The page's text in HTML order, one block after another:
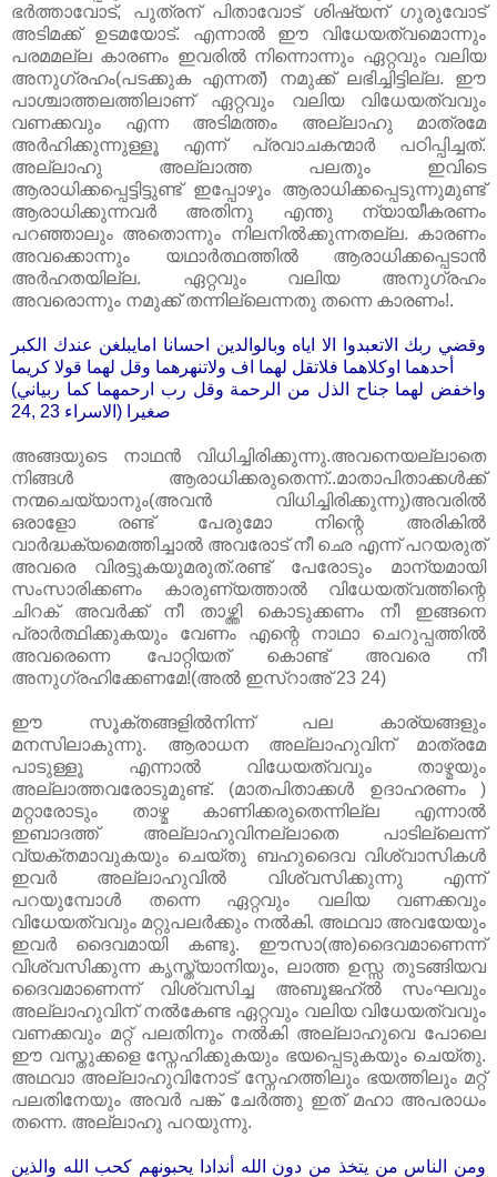
ഭർത്താവോട്‌, പുത്രന്‌ പിതാവോട്‌ ശിഷ്യന്‌ ഗുരുവോട്‌
അടിമക്ക്‌ ഉടമയോട്‌. എന്നാൽ ഈ വിധേയത്വമൊന്നും
പരമമല്ല കാരണം ഇവരിൽ നിന്നൊന്നും ഏറ്റവും വലിയ
അനുഗ്രഹം(പടക്കുക എന്നത്‌) നമുക്ക്‌ ലഭിച്ചിട്ടില്ല. ഈ
പാശ്ചാത്തലത്തിലാണ്‌ ഏറ്റവും വലിയ വിധേയത്വവും
വണക്കവും എന്ന അടിമത്തം അല്ലാഹു മാത്രമേ
അർഹിക്കുന്നുള്ളൂ എന്ന് പ്രവാചകന്മാർ പഠിപ്പിച്ചത്‌.
അല്ലാഹു അല്ലാത്ത പലതും ഇവിടെ
ആരാധിക്കപ്പെട്ടിട്ടുണ്ട്‌ ഇപ്പോഴും ആരാധിക്കപ്പെടുന്നുമുണ്ട്‌
ആരാധിക്കുന്നവർ അതിനു എന്തു ന്യായീകരണം
പറഞ്ഞാലും അതൊന്നും നിലനിൽക്കുന്നതല്ല. കാരണം
അവക്കൊന്നും യഥാർത്ഥത്തിൽ ആരാധിക്കപ്പെടാൻ
അർഹതയില്ല. ഏറ്റവും വലിയ അനുഗ്രഹം
അവരൊന്നും നമുക്ക്‌ തന്നില്ലെന്നതു തന്നെ കാരണം!.
وقضي ربك الاتعبدوا الا اياه وبالوالدين احسانا امايبلغن عندك الكبر
أحدهما اوكلاهما فلاتقل لهما اف ولاتنهرهما وقل لهما قولا كريما
(واخفض لهما جناح الذل من الرحمة وقل رب ارحمهما كما ربياني
صغيرا (الاسراء 23 ,24
അങ്ങയുടെ നാഥൻ വിധിച്ചിരിക്കുന്നു.അവനെയല്ലാതെ
നിങ്ങൾ ആരാധിക്കരുതെന്ന്..മാതാപിതാക്കൾക്ക്‌
നന്മചെയ്യാനും(അവൻ വിധിച്ചിരിക്കുന്നു)അവരിൽ
ഒരാളോ രണ്ട്‌ പേരുമോ നിന്റെ അരികിൽ
വാർദ്ധക്യമെത്തിച്ചാൽ അവരോട്‌ നീ ഛെ എന്ന് പറയരുത്‌
അവരെ വിരട്ടുകയുമരുത്‌.രണ്ട്‌ പേരോടും മാന്യമായി
സംസാരിക്കണം കാരുണ്യത്താൽ വിധേയത്വത്തിന്റെ
ചിറക്‌ അവർക്ക്‌ നീ താഴ്ത്തി കൊടുക്കണം നീ ഇങ്ങനെ
പ്രാർത്ഥിക്കുകയും വേണം എന്റെ നാഥാ ചെറുപ്പത്തിൽ
അവരെന്നെ പോറ്റിയത്‌ കൊണ്ട്‌ അവരെ നീ
അനുഗ്രഹിക്കേണമേ!(അൽ ഇസ്‌റാഅ് 23 24)
ഈ സൂക്തങ്ങളിൽനിന്ന് പല കാര്യങ്ങളും
മനസിലാകുന്നു. ആരാധന അല്ലാഹുവിന്‌ മാത്രമേ
പാടുള്ളൂ എന്നാൽ വിധേയത്വവും താഴ്മയും
അല്ലാത്തവരോടുമുണ്ട്‌. (മാതപിതാക്കൾ ഉദാഹരണം )
മറ്റാരോടും താഴ്മ കാണിക്കരുതെന്നില്ല എന്നാൽ
ഇബാദത്ത്‌ അല്ലാഹുവിനല്ലാതെ പാടില്ലെന്ന്
വ്യക്തമാവുകയും ചെയ്തു ബഹുദൈവ വിശ്വാസികൾ
ഇവർ അല്ലാഹുവിൽ വിശ്വസിക്കുന്നു എന്ന്
പറയുമ്പോൾ തന്നെ ഏറ്റവും വലിയ വണക്കവും
വിധേയത്വവും മറ്റുപലർക്കും നൽകി. അഥവാ അവയേയും
ഇവർ ദൈവമായി കണ്ടു. ഈസാ(അ)ദൈവമാണെന്ന്
വിശ്വസിക്കുന്ന കൃസ്ത്യാനിയും, ലാത്ത ഉസ്സ തുടങ്ങിയവ
ദൈവമാണെന്ന് വിശ്വസിച്ച അബൂജഹ്‌ൽ സംഘവും
അല്ലാഹുവിന്‌ നൽകേണ്ട ഏറ്റവും വലിയ വിധേയത്വവും
വണക്കവും മറ്റ്‌ പലതിനും നൽകി അല്ലാഹുവെ പോലെ
ഈ വസ്തുക്കളെ സ്നേഹിക്കുകയും ഭയപ്പെടുകയും ചെയ്തു.
അഥവാ അല്ലാഹുവിനോട്‌ സ്നേഹത്തിലും ഭയത്തിലും മറ്റ്‌
പലതിനേയും അവർ പങ്ക്‌ ചേർത്തു ഇത്‌ മഹാ അപരാധം
തന്നെ. അല്ലാഹു പറയുന്നു.
ومن الناس من يتخذ من دون الله أندادا يحبونهم كحب الله والذين